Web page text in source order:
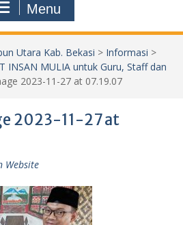
Menu
Utara Kab. Bekasi > Informasi >
INSAN MULIA untuk Guru, Staff dan
2023-11-27 at 07.19.07
2023-11-27 at
Website